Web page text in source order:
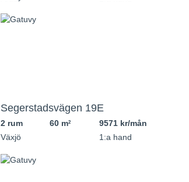
Segerstadsvägen 19E
2 rum 60 m2
9571 kr/mån
Växjö
1:a hand